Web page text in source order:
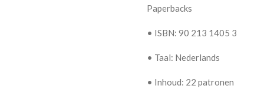
Paperbacks
• ISBN: 90 213 1405 3
• Taal: Nederlands
• Inhoud: 22 patronen